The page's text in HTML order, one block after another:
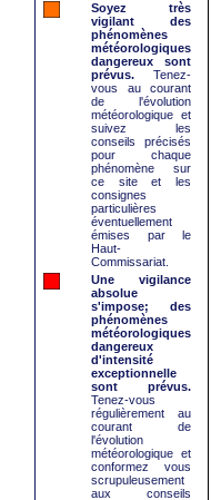
Soyez très
vigilant des
phénomènes
météorologiques
dangereux sont
prévus. Tenez-
vous au courant
de l'évolution
météorologique et
suivez les
conseils précisés
pour chaque
phénomène sur
ce site et les
consignes
particulières
éventuellement
émises par le
Haut-
Commissariat.
Une vigilance
absolue
s'impose; des
phénomènes
météorologiques
dangereux
d'intensité
exceptionnelle
sont prévus.
Tenez-vous
régulièrement au
courant de
l'évolution
météorologique et
conformez vous
scrupuleusement
aux conseils